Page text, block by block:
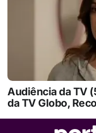
Audiência da TV
da TV Globo,